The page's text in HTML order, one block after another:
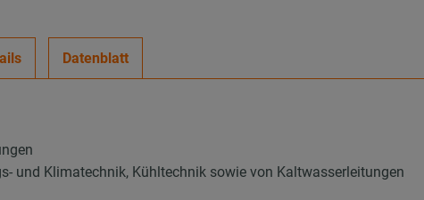
Datenblatt
und Klimatechnik, Kühltechnik sowie von Kaltwasserleitungen